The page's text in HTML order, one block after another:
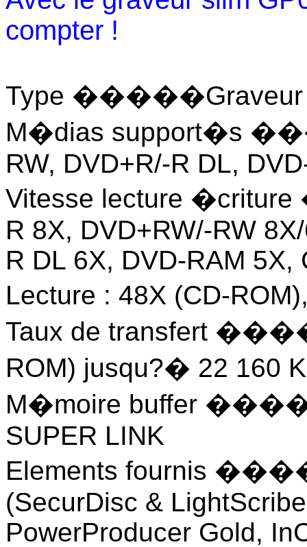
compter !
Type �����Graveur
M�dias support�s
RW, DVD+R/-R DL,
Vitesse lecture
R 8X, DVD+RW/-RW
R DL 6X, DVD-RAM 5X,
Lecture : 48X (CD-
Taux de transfert
ROM) jusqu?� 22 160
M�moire buffer
SUPER LINK
Elements fournis
(SecurDisc &
PowerProducer Gold,